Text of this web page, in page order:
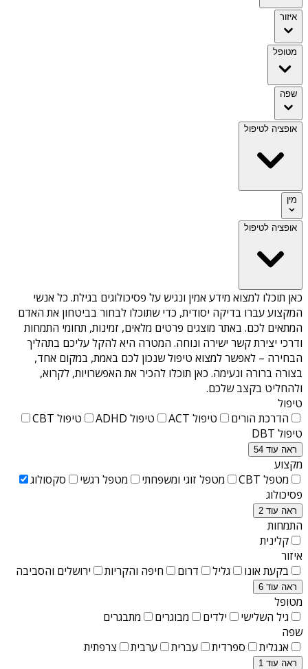
איזור
מטופל
שפה
אופציה לטיפול
מין
אופציה לטיפול
כאן תוכלו למצוא מידע אמין ונגיש על פסיכולוגים בגילת. כל אנשי
המקצוע עברו בדיקה יסודית, כדי שתוכלו לבחור בביטחון את האדם
המתאים לכם. באתר מוצגים פרטים מלאים, זמינות, תחומי התמחות
ודרכי יצירת קשר ישירה ונוחה. המטרה היא להקל עליכם בתהליך
הבחירה – לאפשר למצוא טיפול שנכון לכם באמת, במקום אחד,
בצורה ברורה ונעימה. כאן תוכלו להכיר את האפשרויות, לקרוא,
ולהחליט בקצב שלכם.
טיפול
הדרכת הורים
טיפול ACT טיפול ADHD
טיפול CBT
טיפול DBT
ראה עוד 54
מקצוע
מטפל CBT
מטפל זוגי ומשפחתי מטפל רגשי
סקסולוג
פסיכולוג
ראה עוד 2
התמחות
קלינית
איזור
בקעת אונו
גליל דרום חיפה והקריות ירושלים והסביבה
ראה עוד 6
מטופל
גיל השלישי
ילדים מבוגרים
מתבגרים
שפה
אנגלית
ספרדית עברית ערבית צרפתית
ראה עוד 1